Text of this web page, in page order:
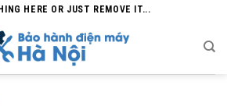
HERE OR JUST REMOVE IT...